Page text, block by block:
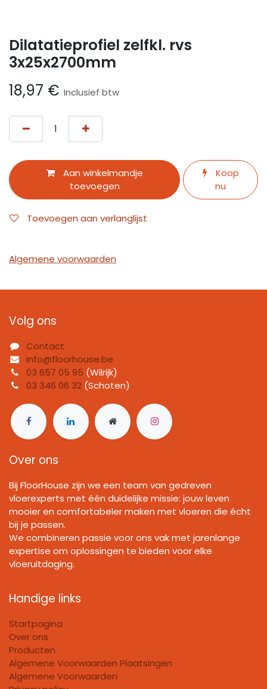
Dilatatieprofiel zelfkl. rvs
3x25x2700mm
18,97 € Inclusief btw
Aan winkelmandje
toevoegen
Koop
nu
Toevoegen aan verlanglijst
Algemene voorwaarden
Volg ons
Contact
info@floorhouse.be
03 657 05 95 (Wilrijk)
03 346 06 32 (Schoten)
Over ons
Bij FloorHouse zijn we een team van gedreven
vloerexperts met één duidelijke missie: jouw leven
mooier en comfortabeler maken met vloeren die écht
bij je passen.
We combineren passie voor ons vak met jarenlange
expertise om oplossingen te bieden voor elke
vloeruitdaging.
Handige links
Startpagina
Over ons
Producten
Algemene Voorwaarden Plaatsingen
Algemene Voorwaarden